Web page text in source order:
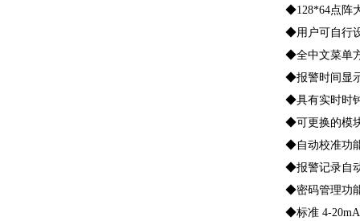
◆128*64点阵
◆用户可自行
◆全中文菜单
◆报警时间显
◆具有实时时
◆可更换的模
◆自动校准功
◆报警记录自
◆密码管理功
◆标准 4-